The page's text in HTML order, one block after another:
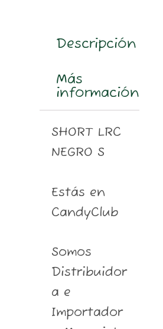
Descripción
Más
información
SHORT LRC
NEGRO S
Estás en
CandyClub
Somos
Distribuidor
a e
Importador